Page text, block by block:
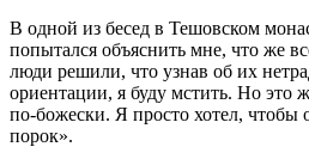
В одной из бесед в Тешовском
попытался объяснить мне, что же
люди решили, что узнав об их
ориентации, я буду мстить. Но это
по-божески. Я просто хотел, чтобы
порок».